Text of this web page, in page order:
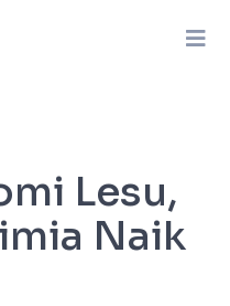
Lesu,
Naik